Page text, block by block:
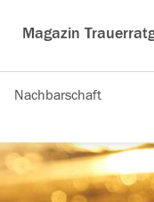
Magazin
Nachbarschaft